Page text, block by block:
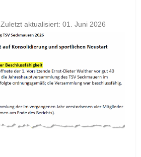
Zuletzt aktualisiert: 01. Juni 2026